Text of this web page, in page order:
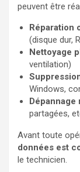
peuvent être
Réparation
(disque dur,
Nettoyage
ventilation)
Windows,
Dépannage
partagées,
Avant toute
données est
le technicien.